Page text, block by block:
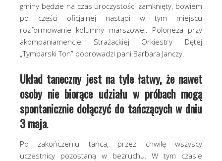
gminy będzie na czas uroczystości zamknięty, bowiem
po części oficjalnej nastąpi w tym miejscu
rozformowanie kolumny marszowej. Poloneza przy
akompaniamencie Strażackiej Orkiestry Dętej
„Tymbarski Ton” poprowadzi pani Barbara Janczy.
Układ taneczny jest na tyle łatwy, że nawet
osoby nie biorące udziału w próbach mogą
spontanicznie dołączyć do tańczących w dniu
3 maja.
Po zakończeniu tańca, przez chwilę wszyscy
uczestnicy pozostaną w bezruchu. W tym czasie